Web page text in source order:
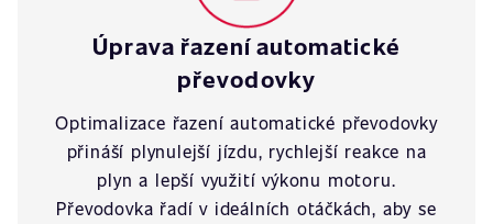
Úprava řazení automatické
převodovky
Optimalizace řazení automatické převodovky
přináší plynulejší jízdu, rychlejší reakce na
plyn a lepší využití výkonu motoru.
Převodovka řadí v ideálních otáčkách, aby se